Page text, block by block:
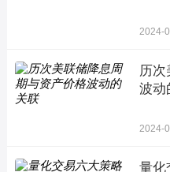
2024-
历
波动
2024-
量化